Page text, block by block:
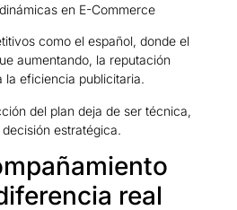
en E-Commerce
como el español, donde el
aumentando, la reputación
eficiencia publicitaria.
del plan deja de ser técnica,
estratégica.
real